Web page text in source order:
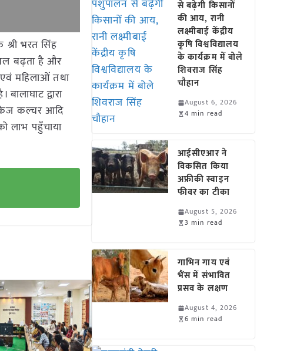
भरत सिंह
बढ़ता है और
महिलाओं तथा
द्वारा
केज कल्चर आदि
लाभ पहुँचाया
से बढ़ेगी किसानों
की आय, रानी
लक्ष्मीबाई केंद्रीय
कृषि विश्वविद्यालय
के कार्यक्रम में बोले
शिवराज सिंह
चौहान
August 6, 2026
4 min read
आईसीएआर ने
विकसित किया
अफ्रीकी स्वाइन
फीवर का टीका
August 5, 2026
3 min read
गाभिन गाय एवं
भैंस में संभावित
प्रसव के लक्षण
August 4, 2026
6 min read